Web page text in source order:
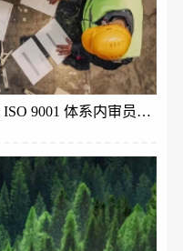
厦门场丨ISO 14001:2026新版 & ISO 9001 体系内审员培训